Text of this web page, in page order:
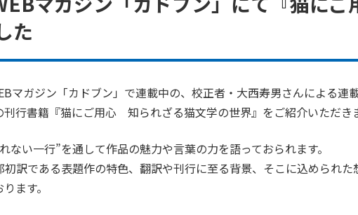
た
マガジン「カドブン」で連載中の、校正者・大西寿男さんによる連
行書籍『猫にご用心 知られざる猫文学の世界』をご紹介いただき
ない一行”を通して作品の魅力や言葉の力を語っておられます。
初訳である表題作の特色、翻訳や刊行に至る背景、そこに込められた
ます。